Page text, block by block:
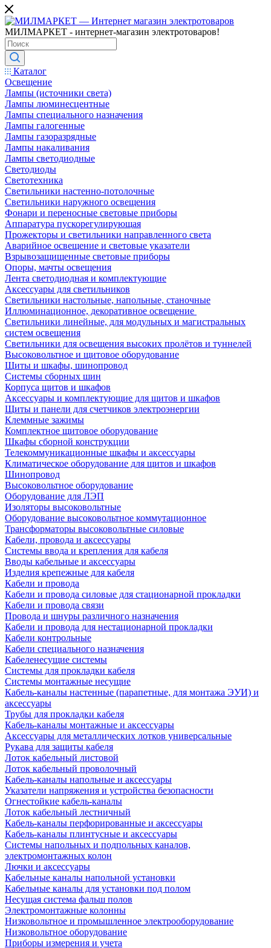
МИЛМАРКЕТ - интернет-магазин электротоваров!
Каталог
Освещение
Лампы (источники света)
Лампы люминесцентные
Лампы специального назначения
Лампы галогенные
Лампы газоразрядные
Лампы накаливания
Лампы светодиодные
Светодиоды
Светотехника
Светильники настенно-потолочные
Светильники наружного освещения
Фонари и переносные световые приборы
Аппаратура пускорегулирующая
Прожекторы и светильники направленного света
Аварийное освещение и световые указатели
Взрывозащищенные световые приборы
Опоры, мачты освещения
Лента светодиодная и комплектующие
Аксессуары для светильников
Светильники настольные, напольные, станочные
Иллюминационное, декоративное освещение
Светильники линейные, для модульных и магистральных
систем освещения
Светильники для освещения высоких пролётов и туннелей
Высоковольтное и щитовое оборудование
Щиты и шкафы, шинопровод
Системы сборных шин
Корпуса щитов и шкафов
Аксессуары и комплектующие для щитов и шкафов
Щиты и панели для счетчиков электроэнергии
Клеммные зажимы
Комплектное щитовое оборудование
Шкафы сборной конструкции
Телекоммуникационные шкафы и аксессуары
Климатическое оборудование для щитов и шкафов
Шинопровод
Высоковольтное оборудование
Оборудование для ЛЭП
Изоляторы высоковольтные
Оборудование высоковольтное коммутационное
Трансформаторы высоковольтные силовые
Кабели, провода и аксессуары
Системы ввода и крепления для кабеля
Вводы кабельные и аксессуары
Изделия крепежные для кабеля
Кабели и провода
Кабели и провода силовые для стационарной прокладки
Кабели и провода связи
Провода и шнуры различного назначения
Кабели и провода для нестационарной прокладки
Кабели контрольные
Кабели специального назначения
Кабеленесущие системы
Системы для прокладки кабеля
Системы монтажные несущие
Кабель-каналы настенные (парапетные, для монтажа ЭУИ) и
аксессуары
Трубы для прокладки кабеля
Кабель-каналы монтажные и аксессуары
Аксессуары для металлических лотков универсальные
Рукава для защиты кабеля
Лоток кабельный листовой
Лоток кабельный проволочный
Кабель-каналы напольные и аксессуары
Указатели напряжения и устройства безопасности
Огнестойкие кабель-каналы
Лоток кабельный лестничный
Кабель-каналы перфорированные и аксессуары
Кабель-каналы плинтусные и аксессуары
Системы напольных и подпольных каналов,
электромонтажных колон
Лючки и аксессуары
Кабельные каналы напольной установки
Кабельные каналы для установки под полом
Несущая система фальш полов
Электромонтажные колонны
Низковольтное и промышленное электрооборудование
Низковольтное оборудование
Приборы измерения и учета